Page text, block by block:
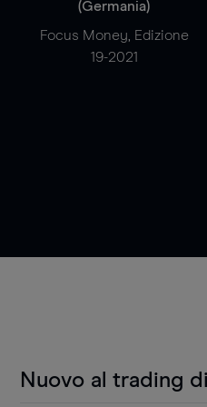
(Germania)
Focus Money, Edizione
19-2021
Nuovo al trading